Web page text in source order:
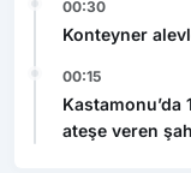
00:30
Konteyner
00:15
ateşe veren